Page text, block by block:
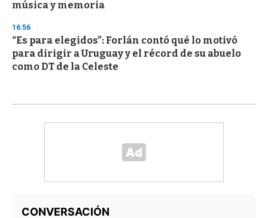
música y memoria
16:56
“Es para elegidos”: Forlán contó qué lo motivó
para dirigir a Uruguay y el récord de su abuelo
como DT de la Celeste